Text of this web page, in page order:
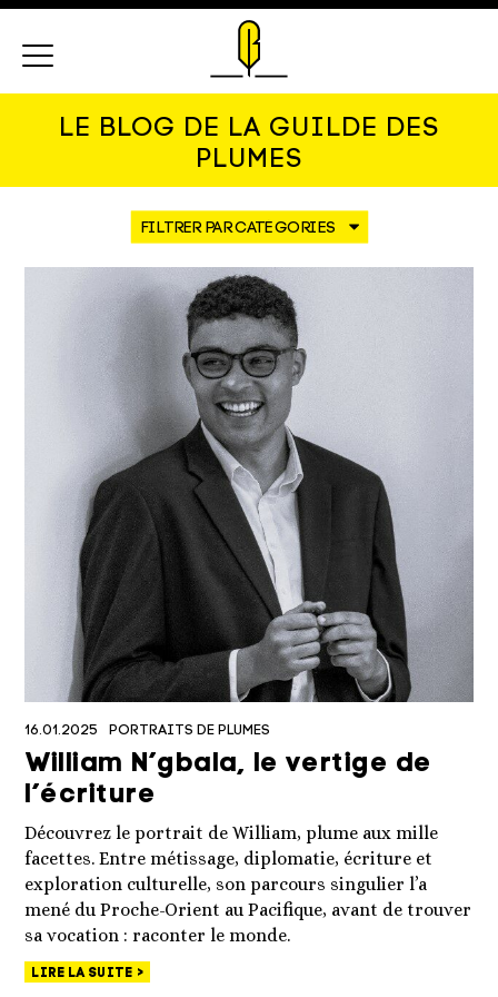
LE BLOG DE LA GUILDE DES
PLUMES
16.01.2025 PORTRAITS DE PLUMES
William N’gbala, le vertige de
l’écriture
Découvrez le portrait de William, plume aux mille
facettes. Entre métissage, diplomatie, écriture et
exploration culturelle, son parcours singulier l’a
mené du Proche-Orient au Pacifique, avant de trouver
sa vocation : raconter le monde.
LIRE LA SUITE